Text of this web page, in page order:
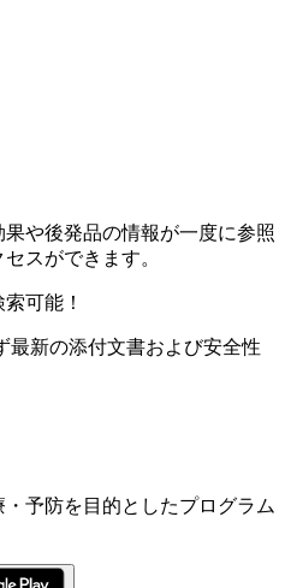
や後発品の情報が一度に参照
スができます。
可能！
新の添付文書および安全性
予防を目的としたプログラム